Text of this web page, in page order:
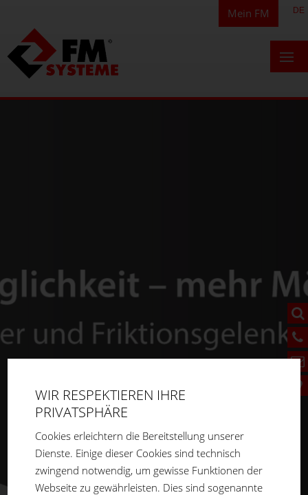
DE
Mein FM
WIR RESPEKTIEREN IHRE
PRIVATSPHÄRE
Cookies erleichtern die Bereitstellung unserer
Dienste. Einige dieser Cookies sind technisch
zwingend notwendig, um gewisse Funktionen der
Webseite zu gewährleisten. Dies sind sogenannte